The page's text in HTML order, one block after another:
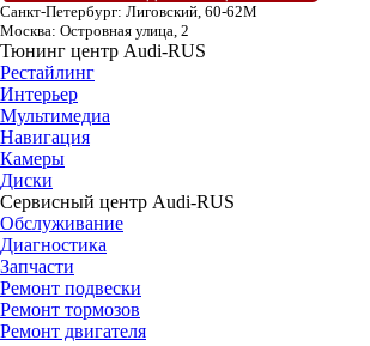
Санкт-Петербург: Лиговский, 60-62М
Москва: Островная улица, 2
Тюнинг центр Audi-RUS
Рестайлинг
Интерьер
Мультимедиа
Навигация
Камеры
Диски
Сервисный центр Audi-RUS
Обслуживание
Диагностика
Запчасти
Ремонт подвески
Ремонт тормозов
Ремонт двигателя